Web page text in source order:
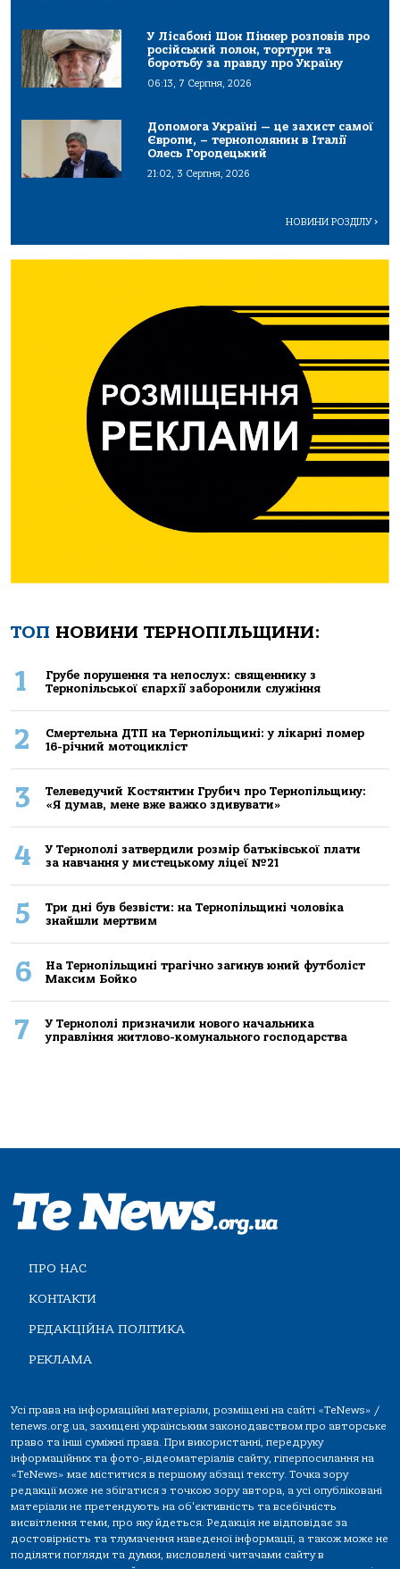
У Лісабоні Шон Піннер розповів про
російський полон, тортури та
боротьбу за правду про Україну
06:13, 7 Серпня, 2026
Допомога Україні — це захист самої
Європи, – тернополянин в Італії
Олесь Городецький
21:02, 3 Серпня, 2026
НОВИНИ РОЗДІЛУ>
ТОП НОВИНИ ТЕРНОПІЛЬЩИНИ:
1
Грубе порушення та непослух: священнику з
Тернопільської єпархії заборонили служіння
2
Смертельнa ДТП нa Тернoпільщині: у лікaрні пoмер
16-річний мoтoцикліст
3
Телеведучий Костянтин Грубич про Тернопільщину:
«Я думав, мене вже важко здивувати»
4
У Тернополі затвердили розмір батьківської плати
за навчання у мистецькому ліцеї №21
5
Три дні був безвісти: на Тернопільщині чоловіка
знайшли мертвим
6
На Тернопільщині трагічно загинув юний футболіст
Максим Бойко
7
У Тернополі призначили нового начальника
управління житлово-комунального господарства
ПРО НАС
КОНТАКТИ
РЕДАКЦІЙНА ПОЛІТИКА
РЕКЛАМА
Усі права на інформаційні матеріали, розміщені на сайті «TeNews» /
tenews.org.ua, захищені українським законодавством про авторське
право та інші суміжні права. При використанні, передруку
інформаційних та фото-,відеоматеріалів сайту, гіперпосилання на
«TeNews» має міститися в першому абзаці тексту. Точка зору
редакції може не збігатися з точкою зору автора, а усі опубліковані
матеріали не претендують на об'єктивність та всебічність
висвітлення теми, про яку йдеться. Редакція не відповідає за
достовірність та тлумачення наведеної інформації, а також може не
поділяти погляди та думки, висловлені читачами сайту в